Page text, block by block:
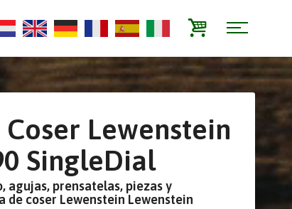
Lewenstein
SingleDial
agujas, prensatelas, piezas y
de coser Lewenstein Lewenstein